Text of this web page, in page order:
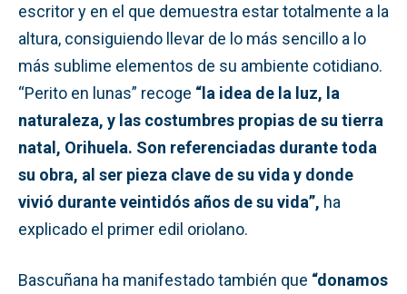
escritor y en el que demuestra estar totalmente a la
altura, consiguiendo llevar de lo más sencillo a lo
más sublime elementos de su ambiente cotidiano.
“Perito en lunas” recoge “la idea de la luz, la
naturaleza, y las costumbres propias de su tierra
natal, Orihuela. Son referenciadas durante toda
su obra, al ser pieza clave de su vida y donde
vivió durante veintidós años de su vida”, ha
explicado el primer edil oriolano.
Bascuñana ha manifestado también que “donamos